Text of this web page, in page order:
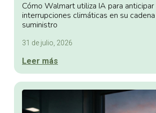
Cómo Walmart utiliza IA para anticipar
interrupciones climáticas en su
suministro
31 de julio, 2026
Leer más